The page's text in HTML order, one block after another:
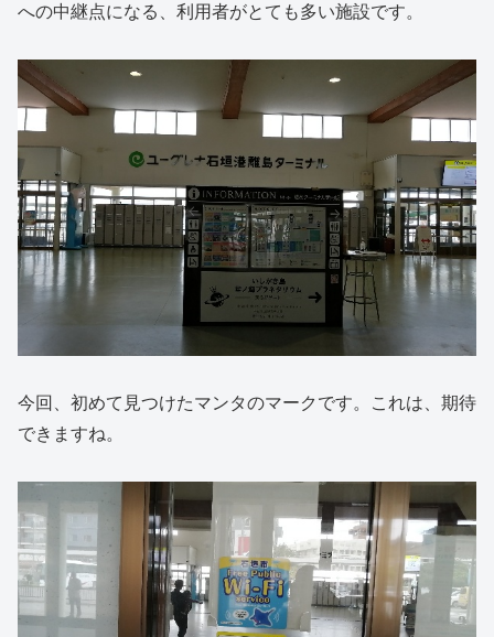
への中継点になる、利用者がとても多い施設です。
今回、初めて見つけたマンタのマークです。これは、期待
できますね。